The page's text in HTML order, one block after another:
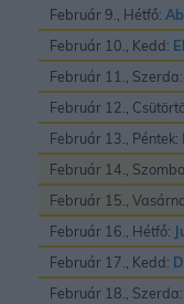
Február 9., Hétfő:
Február 10., Kedd:
Február 11., Szerda:
Február 12.,
Február 13., Péntek:
Február 14.,
Február 15.,
Február 16., Hétfő:
Február 17., Kedd:
Február 18., Szerda: